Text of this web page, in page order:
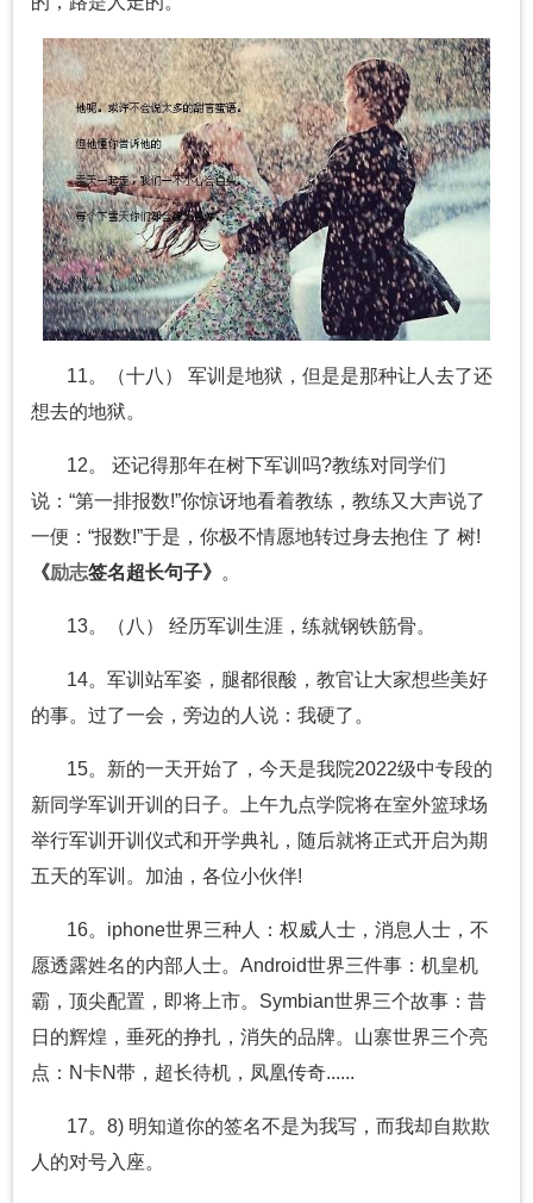
11。（十八） 军训是地狱，但是是那种让人去了还
想去的地狱。
12。 还记得那年在树下军训吗?教练对同学们
说：“第一排报数!”你惊讶地看着教练，教练又大声说了
一便：“报数!”于是，你极不情愿地转过身去抱住 了 树!
《励志签名超长句子》 。
13。（八） 经历军训生涯，练就钢铁筋骨。
14。军训站军姿，腿都很酸，教官让大家想些美好
的事。过了一会，旁边的人说：我硬了。
15。新的一天开始了，今天是我院2022级中专段的
新同学军训开训的日子。上午九点学院将在室外篮球场
举行军训开训仪式和开学典礼，随后就将正式开启为期
五天的军训。加油，各位小伙伴!
16。iphone世界三种人：权威人士，消息人士，不
愿透露姓名的内部人士。Android世界三件事：机皇机
霸，顶尖配置，即将上市。Symbian世界三个故事：昔
日的辉煌，垂死的挣扎，消失的品牌。山寨世界三个亮
点：N卡N带，超长待机，凤凰传奇......
17。8) 明知道你的签名不是为我写，而我却自欺欺
人的对号入座。